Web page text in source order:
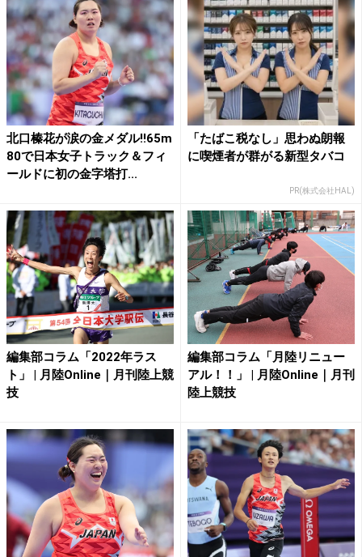
北口榛花が涙の金メダル!!65m
80で日本女子トラック＆フィ
ールドに初の金字塔打...
「たばこ税なし」思わぬ朗報
に喫煙者が群がる新型タバコ
PR(株式会社HAL)
編集部コラム「2022年ラス
ト」 | 月陸Online｜月刊陸上競
技
編集部コラム「月陸リニュー
アル！！」 | 月陸Online｜月刊
陸上競技